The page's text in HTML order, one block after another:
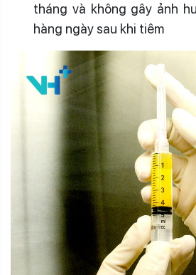
tháng và không gây ảnh
hàng ngày sau khi tiêm